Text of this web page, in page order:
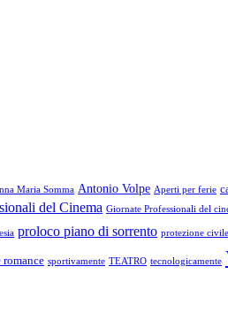
Maria Somma Antonio Volpe Aperti per ferie
del Cinema Giornate Professionali del
proloco piano di sorrento protezione civile
romance sportivamente TEATRO tecnologicamente